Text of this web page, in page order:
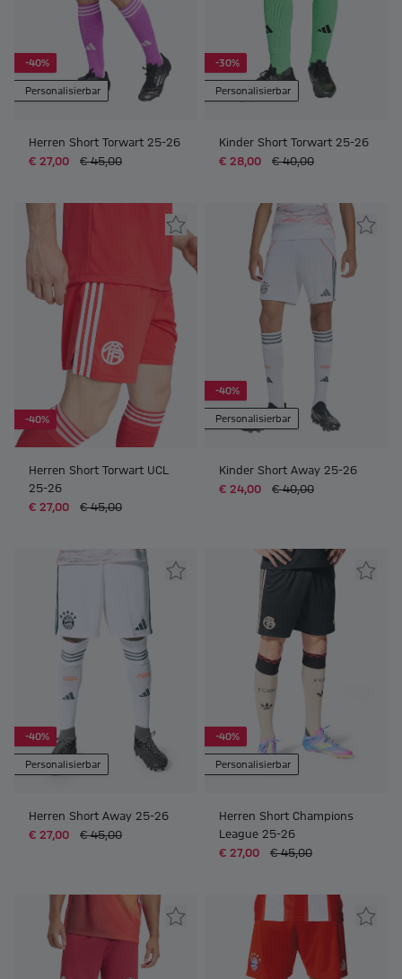
-40%
Personalisierbar
Herren Short Torwart 25-26
€ 27,00
€ 45,00
-30%
Personalisierbar
Kinder Short Torwart 25-26
€ 28,00
€ 40,00
-40%
Herren Short Torwart UCL
25-26
€ 27,00
€ 45,00
-40%
Personalisierbar
Kinder Short Away 25-26
€ 24,00
€ 40,00
-40%
Personalisierbar
Herren Short Away 25-26
€ 27,00
€ 45,00
-40%
Personalisierbar
Herren Short Champions
League 25-26
€ 27,00
€ 45,00